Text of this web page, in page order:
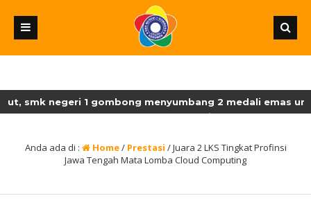
negeri 1 gombong menyumbang 2 medali emas
smk dengan perolehan 18 medali emas, enam medali
Anda ada di : Home/ Prestasi /Juara 2 LKS Tingkat Profinsi
Jawa Tengah Mata Lomba Cloud Computing